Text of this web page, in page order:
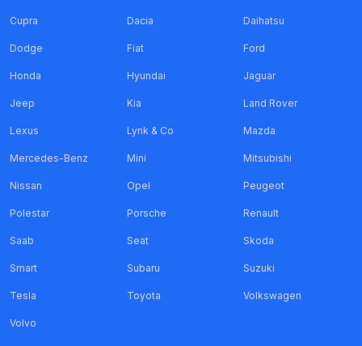
Cupra Dacia Daihatsu
Dodge Fiat Ford
Honda Hyundai Jaguar
Jeep Kia Land Rover
Lexus Lynk & Co Mazda
Mercedes-Benz Mini Mitsubishi
Nissan Opel Peugeot
Polestar Porsche Renault
Saab Seat Skoda
Smart Subaru Suzuki
Tesla Toyota Volkswagen
Volvo